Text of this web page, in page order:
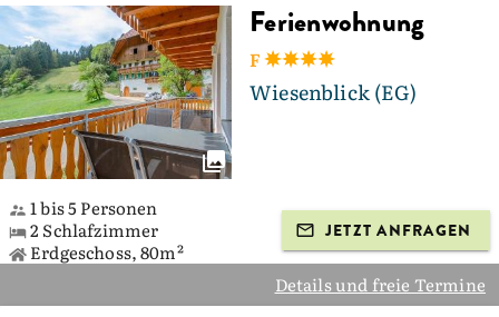
Ferienwohnung
F
Wiesenblick (EG)
1 bis 5 Personen
2 Schlafzimmer
Erdgeschoss, 80m²
JETZT ANFRAGEN
Details und freie Termine